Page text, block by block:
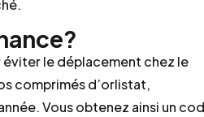
le déplacement chez le
comprimés d’orlistat,
Vous obtenez ainsi un